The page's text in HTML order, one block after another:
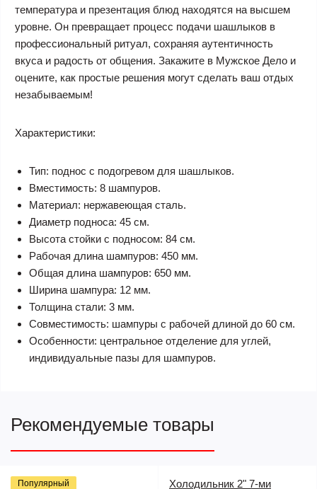
температура и презентация блюд находятся на высшем
уровне. Он превращает процесс подачи шашлыков в
профессиональный ритуал, сохраняя аутентичность
вкуса и радость от общения. Закажите в Мужское Дело и
оцените, как простые решения могут сделать ваш отдых
незабываемым!
Характеристики:
Тип: поднос с подогревом для шашлыков.
Вместимость: 8 шампуров.
Материал: нержавеющая сталь.
Диаметр подноса: 45 см.
Высота стойки с подносом: 84 см.
Рабочая длина шампуров: 450 мм.
Общая длина шампуров: 650 мм.
Ширина шампура: 12 мм.
Толщина стали: 3 мм.
Совместимость: шампуры с рабочей длиной до 60 см.
Особенности: центральное отделение для углей,
индивидуальные пазы для шампуров.
Рекомендуемые товары
Популярный Холодильник 2" 7-ми